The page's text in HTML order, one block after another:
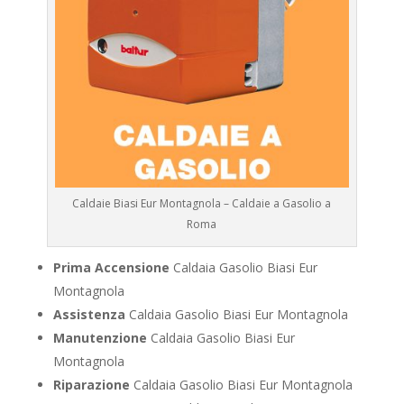
Caldaie Biasi Eur Montagnola – Caldaie a Gasolio a
Roma
Prima Accensione Caldaia Gasolio Biasi Eur
Montagnola
Assistenza Caldaia Gasolio Biasi Eur Montagnola
Manutenzione Caldaia Gasolio Biasi Eur
Montagnola
Riparazione Caldaia Gasolio Biasi Eur Montagnola